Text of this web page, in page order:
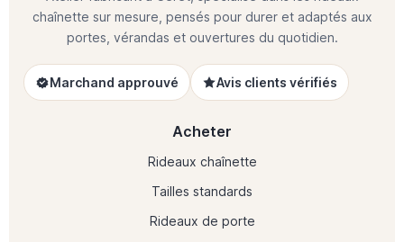
chaînette sur mesure, pensés pour durer et adaptés aux
portes, vérandas et ouvertures du quotidien.
Marchand approuvé Avis clients vérifiés
Acheter
Rideaux chaînette
Tailles standards
Rideaux de porte